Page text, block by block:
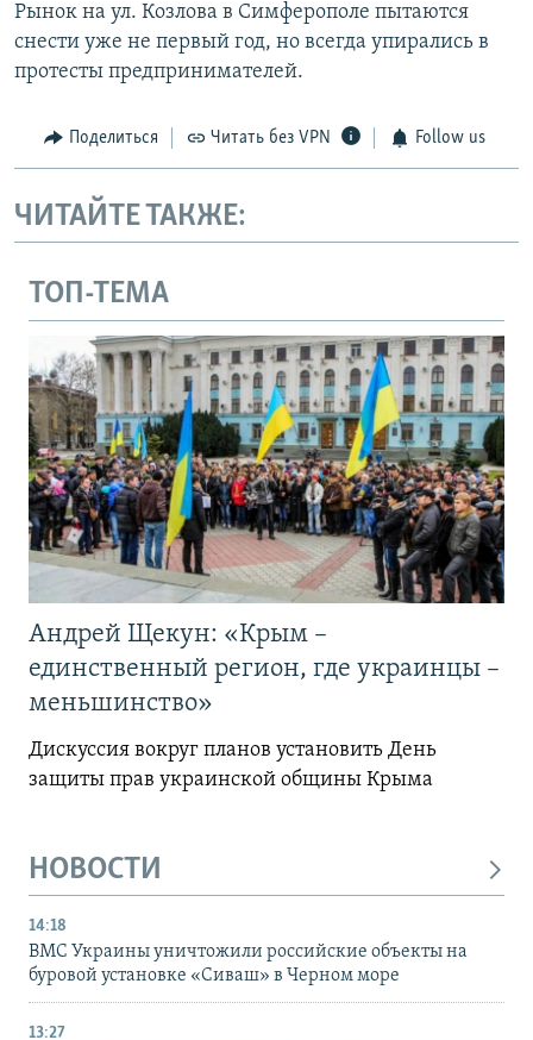
Рынок на ул. Козлова в Симферополе пытаются
снести уже не первый год, но всегда упирались в
протесты предпринимателей.
Поделиться Читать без VPN Follow us
ЧИТАЙТЕ ТАКЖЕ:
ТОП-ТЕМА
Андрей Щекун: «Крым –
единственный регион, где украинцы –
меньшинство»
Дискуссия вокруг планов установить День
защиты прав украинской общины Крыма
НОВОСТИ
14:18
ВМС Украины уничтожили российские объекты на
буровой установке «Сиваш» в Черном море
13:27